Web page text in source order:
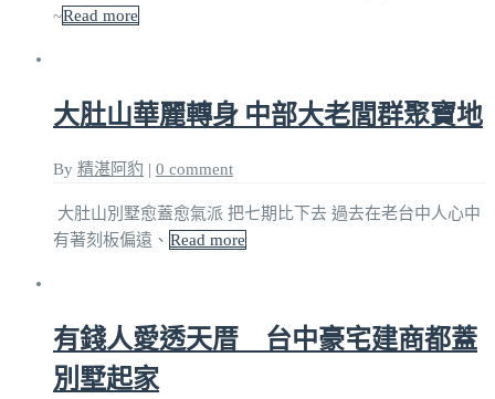
~Read more
大肚山華麗轉身 中部大老閭群聚寶地
By 精湛阿豹 | 0 comment
大肚山別墅愈蓋愈氣派 把七期比下去 過去在老台中人心中
有著刻板偏遠、 Read more
有錢人愛透天厝 台中豪宅建商都蓋
別墅起家